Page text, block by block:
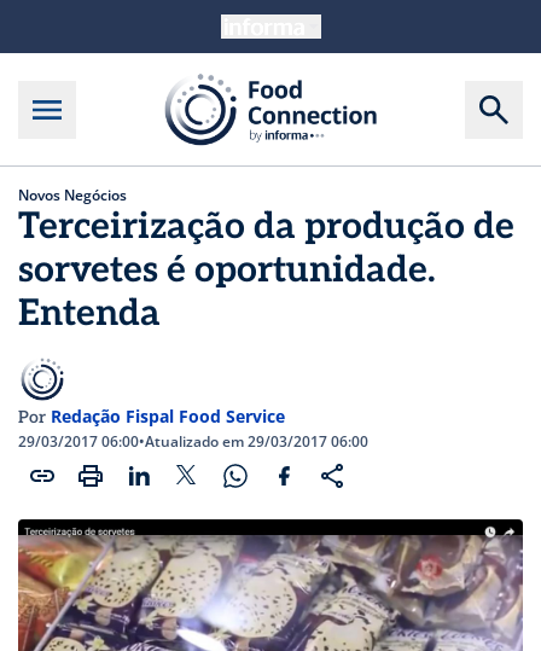
Novos Negócios
Terceirização da produção de
sorvetes é oportunidade.
Entenda
Por Redação Fispal Food Service
29/03/2017 06:00•Atualizado em 29/03/2017 06:00